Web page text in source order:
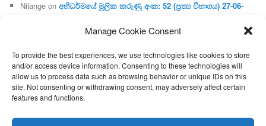
Manage Cookie Consent
To provide the best experiences, we use technologies like cookies to store
and/or access device information. Consenting to these technologies will
allow us to process data such as browsing behavior or unique IDs on this
site. Not consenting or withdrawing consent, may adversely affect certain
features and functions.
Nilange onඅභිධර්මයේ මූලික කරුණු අංක: 52 (ප්‍ර‍ත්‍ය විභාගය) 27-06-
Aruna Manathungeonඅභිධර්මයේ මූලික කරුණු අංක: 46 (හෘදය,
Gunaratneonඅභිධර්මයේ මූලික කරුණු අංක: 46 (හෘදය, ජීවිත,
ආහාර රූප) 02-05-2026